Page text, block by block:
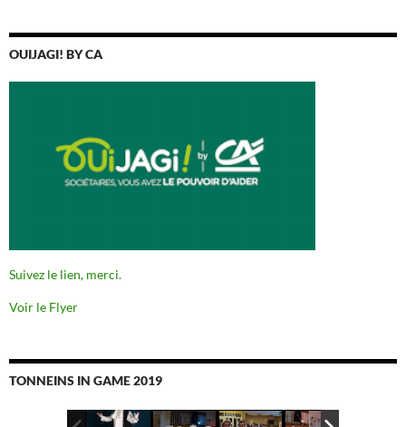
OUIJAGI! BY CA
Suivez le lien, merci.
Voir le Flyer
TONNEINS IN GAME 2019